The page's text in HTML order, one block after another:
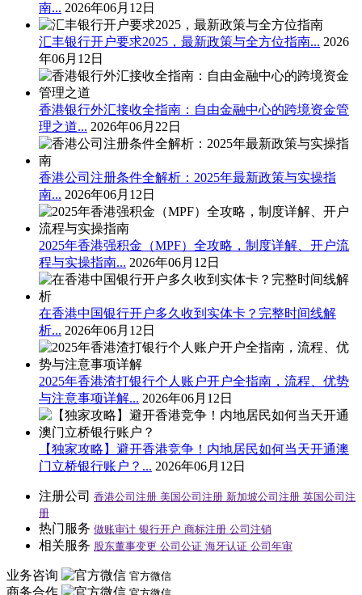
南... 2026年06月12日
汇丰银行开户要求2025，最新政策与全方位指南... 2026
年06月12日
香港银行外汇接收全指南：自由金融中心的跨境资金管
理之道... 2026年06月22日
香港公司注册条件全解析：2025年最新政策与实操指
南... 2026年06月12日
2025年香港强积金（MPF）全攻略，制度详解、开户流
程与实操指南... 2026年06月12日
在香港中国银行开户多久收到实体卡？完整时间线解
析... 2026年06月12日
2025年香港渣打银行个人账户开户全指南，流程、优势
与注意事项详解... 2026年06月12日
【独家攻略】避开香港竞争！内地居民如何当天开通澳
门立桥银行账户？... 2026年06月12日
注册公司 香港公司注册 美国公司注册 新加坡公司注册 英国公司注
册
热门服务 做账审计 银行开户 商标注册 公司注销
相关服务 股东董事变更 公司公证 海牙认证 公司年审
业务咨询 官方微信